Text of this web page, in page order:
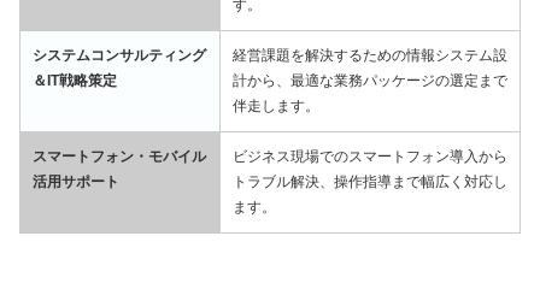
す。
システムコンサルティング
＆IT戦略策定
経営課題を解決するための情報システム設
計から、最適な業務パッケージの選定まで
伴走します。
スマートフォン・モバイル
活用サポート
ビジネス現場でのスマートフォン導入から
トラブル解決、操作指導まで幅広く対応し
ます。